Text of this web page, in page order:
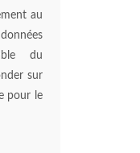
au
du
sur
pour le